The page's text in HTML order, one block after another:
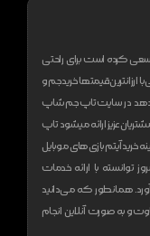
را آغاز کرده و سعی کرده است برای راحتی
ارزانترین قیمتها خرید جم و
در سایت تاپ جم شاپ
عزیز ارائه میشودتاپ
آیتم بازی های موبایل
توانسته با ارائه خدمات
همانطور که می‌دانید
و به صورت آنلاین انجام